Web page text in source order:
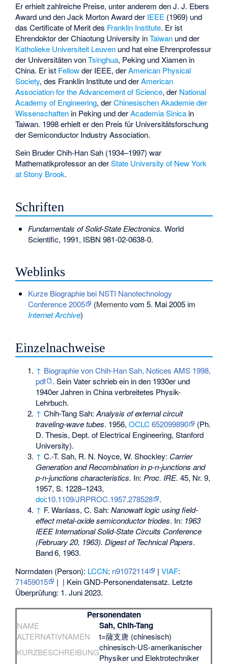
Er erhielt zahlreiche Preise, unter anderem den J. J. Ebers
Award und den Jack Morton Award der IEEE (1969) und
das Certificate of Merit des Franklin Institute. Er ist
Ehrendoktor derChiaotung University inTaiwan und der
Katholieke Universiteit Leuven und hat eine Ehrenprofessur
der Universitäten vonTsinghua, Peking und Xiamen in
China. Er ist Fellowder IEEE, derAmerican Physical
Society, des Franklin Institute und derAmerican
Association for the Advancement of Science, der National
Academy of Engineering, derChinesischen Akademie der
Wissenschaften in Peking und derAcademia Sinica in
Taiwan. 1998 erhielt er den Preis für Universitätsforschung
der Semiconductor Industry Association.
Sein BruderChih-Han Sah (1934–1997) war
Mathematikprofessor an derState University of New York
at Stony Brook.
Schriften
Fundamentals of Solid-State Electronics. World
Scientific, 1991, ISBN 981-02-0638-0.
Weblinks
Kurze Biographie bei NSTI Nanotechnology
Conference 2005
(Mementovom 5. Mai 2005 im
Internet Archive)
Einzelnachweise
↑ Biographie von Chih-Han Sah, Notices AMS 1998,
pdf
. Sein Vater schrieb ein in den 1930er und
1940er Jahren in China verbreitetes Physik-
Lehrbuch.
↑ Chih-Tang Sah:Analysis of external circuit
traveling-wave tubes. 1956,OCLC 652099890
(Ph.
D. Thesis, Dept. of Electrical Engineering, Stanford
University).
↑ C.-T. Sah, R. N. Noyce, W. Shockley: Carrier
Generation and Recombination in p-n-junctions and
p-n-junctions characteristics. In:Proc. IRE. 45, Nr. 9,
1957, S. 1228–1243,
doi:10.1109/JRPROC.1957.278528
.
↑ F. Wanlass, C. Sah:Nanowatt logic using field-
effect metal-oxide semiconductor triodes. In: 1963
IEEE International Solid-State Circuits Conference
(February 20, 1963). Digest of Technical Papers.
Band6, 1963.
Normdaten (Person): LCCN: n91072114 |VIAF:
71459015
| | Kein GND-Personendatensatz. Letzte
Überprüfung: 1. Juni 2023.
Personendaten
NAME Sah, Chih-Tang
ALTERNATIVNAMEN
t=薩支唐 (chinesisch)
KURZBESCHREIBUNGchinesisch-US-amerikanischer
Physiker und Elektrotechniker